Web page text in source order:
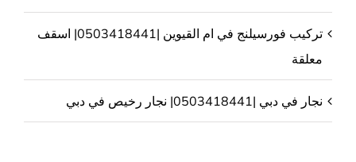
تركيب فورسيلنج في ام القيوين |0503418441| اسقف
معلقة
نجار في دبي |0503418441| نجار رخيص في دبي